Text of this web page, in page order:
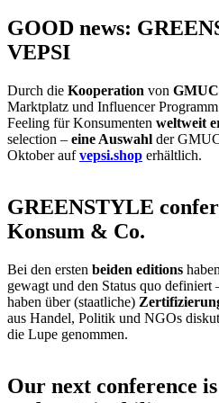
GOOD news:
VEPSI
Durch die Kooperation von GMUC
Marktplatz und Influencer
Feeling für Konsumenten weltweit
selection – eine Auswahl der
Oktober aufvepsi.shop erhältlich.
GREENSTYLE
Konsum & Co.
Bei den ersten beiden editions
gewagt und den Status quo definiert
haben über (staatliche)
aus Handel, Politik und NGOs
die Lupe genommen.
Our next conference